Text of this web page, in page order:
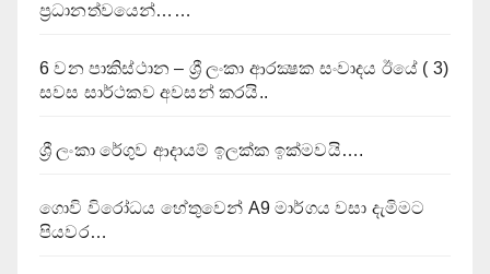
ප්‍රධානත්වයෙන්……
6 වන පාකිස්ථාන – ශ්‍රී ලංකා ආරක්‍ෂක සංවාදය ඊයේ ( 3)
සවස සාර්ථකව අවසන් කරයි..
ශ්‍රී ලංකා රේගුව ආදායම් ඉලක්ක ඉක්මවයි….
ගොවි විරෝධය හේතුවෙන් A9 මාර්ගය වසා දැමිමට
පියවර…